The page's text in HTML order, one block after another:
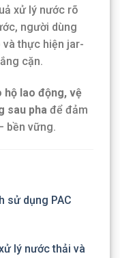
xử lý nước rõ
người dùng
và thực hiện jar-
cặn.
hộ lao động, vệ
sau pha để đảm
bền vững.
sử dụng PAC
lý nước thải và